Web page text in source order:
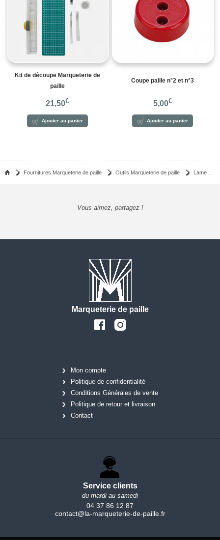
Kit de découpe Marqueterie de
paille
21,50€
Ajouter au panier
Coupe paille n°2 et n°3
5,00€
Ajouter au panier
Fournitures Marqueterie de paille Outils Marqueterie de paille Lame de remplacement massicot
Vous aimez, partagez !
Marqueterie de paille
Mon compte
Politique de confidentialité
Conditions Générales de vente
Politique de retour et livraison
Contact
Service clients
du mardi au samedi
04 37 86 12 87
contact@la-marqueterie-de-paille.fr